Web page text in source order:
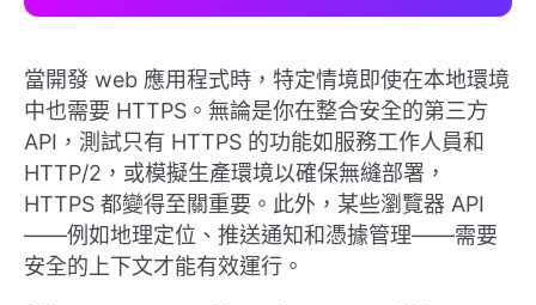
當開發 web 應用程式時，特定情境即使在本地環境
中也需要 HTTPS。無論是你在整合安全的第三方
API，測試只有 HTTPS 的功能如服務工作人員和
HTTP/2，或模擬生產環境以確保無縫部署，
HTTPS 都變得至關重要。此外，某些瀏覽器 API
——例如地理定位、推送通知和憑據管理——需要
安全的上下文才能有效運行。